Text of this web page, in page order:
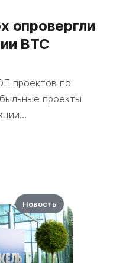
опровергли
BTC
проектов по
проекты
Новость